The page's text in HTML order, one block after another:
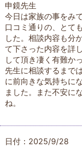
申鏡先生
今日は家族の事をみ
口コミ通りの、とて
した。相談内容も分
て下さった内容を詳
して頂き凄く有難か
先生に相談するまで
に前向きな気持ちに
ました。また不安に
ね。
日付：2025/9/28